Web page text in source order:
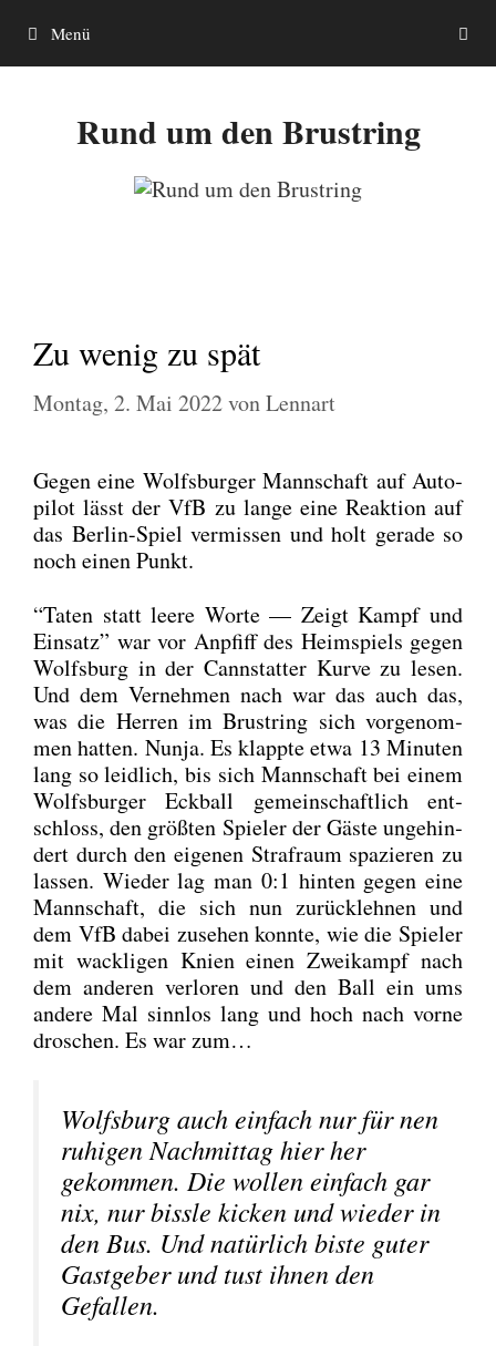
Inhalt
springen
Menü
Rund um den Brustring
Zu wenig zu spät
Montag, 2. Mai 2022vonLennart
Gegen eine Wolfs­bur­ger Mann­schaft auf Auto­
pi­lot lässt der VfB zu lan­ge eine Reak­ti­on auf
das Ber­lin-Spiel ver­mis­sen und holt gera­de so
noch einen Punkt.
“Taten statt lee­re Wor­te — Zeigt Kampf und
Ein­satz” war vor Anpfiff des Heim­spiels gegen
Wolfs­burg in der Cannstat­ter Kur­ve zu lesen.
Und dem Ver­neh­men nach war das auch das,
was die Her­ren im Brust­ring sich vor­ge­nom­
men hat­ten. Nun­ja. Es klapp­te etwa 13 Minu­ten
lang so leid­lich, bis sich Mann­schaft bei einem
Wolfs­bur­ger Eck­ball gemein­schaft­lich ent­
schloss, den größ­ten Spie­ler der Gäs­te unge­hin­
dert durch den eige­nen Straf­raum spa­zie­ren zu
las­sen. Wie­der lag man 0:1 hin­ten gegen eine
Mann­schaft, die sich nun zurück­leh­nen und
dem VfB dabei zuse­hen konn­te, wie die Spie­ler
mit wack­li­gen Knien einen Zwei­kampf nach
dem ande­ren ver­lo­ren und den Ball ein ums
ande­re Mal sinn­los lang und hoch nach vor­ne
dro­schen. Es war zum…
Wolfs­burg auch ein­fach nur für nen
ruhi­gen Nach­mit­tag hier her
gekom­men. Die wol­len ein­fach gar
nix, nur biss­le kicken und wie­der in
den Bus. Und natür­lich bis­te guter
Gast­ge­ber und tust ihnen den
Gefal­len.